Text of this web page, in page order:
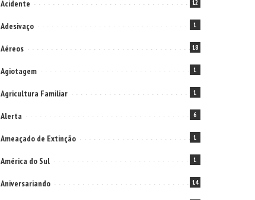
Acidente 12
Adesivaço 1
Aéreos 18
Agiotagem 1
Agricultura Familiar 1
Alerta 6
Ameaçado de Extinção 1
América do Sul 1
Aniversariando 14